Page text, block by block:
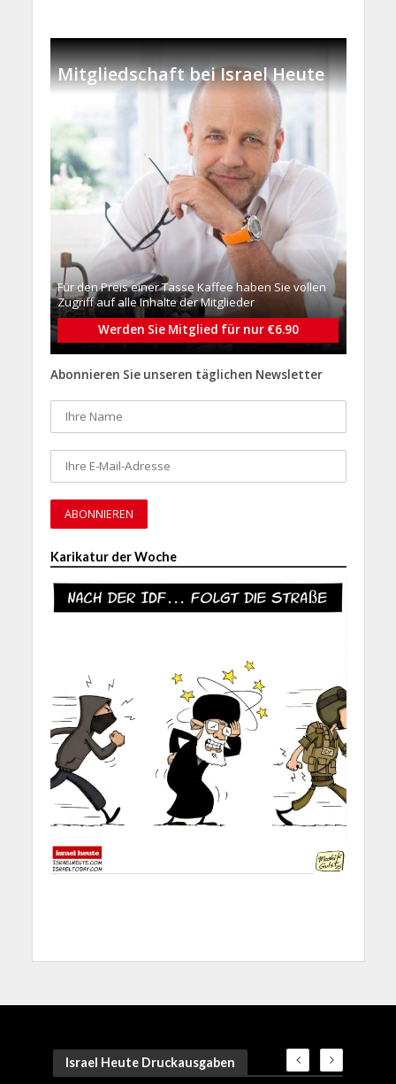
Mitgliedschaft bei Israel Heute
Für den Preis einer Tasse Kaffee haben Sie vollen
Zugriff auf alle Inhalte der Mitglieder
Werden Sie Mitglied für nur €6.90
Abonnieren Sie unseren täglichen Newsletter
Karikatur der Woche
Israel Heute Druckausgaben